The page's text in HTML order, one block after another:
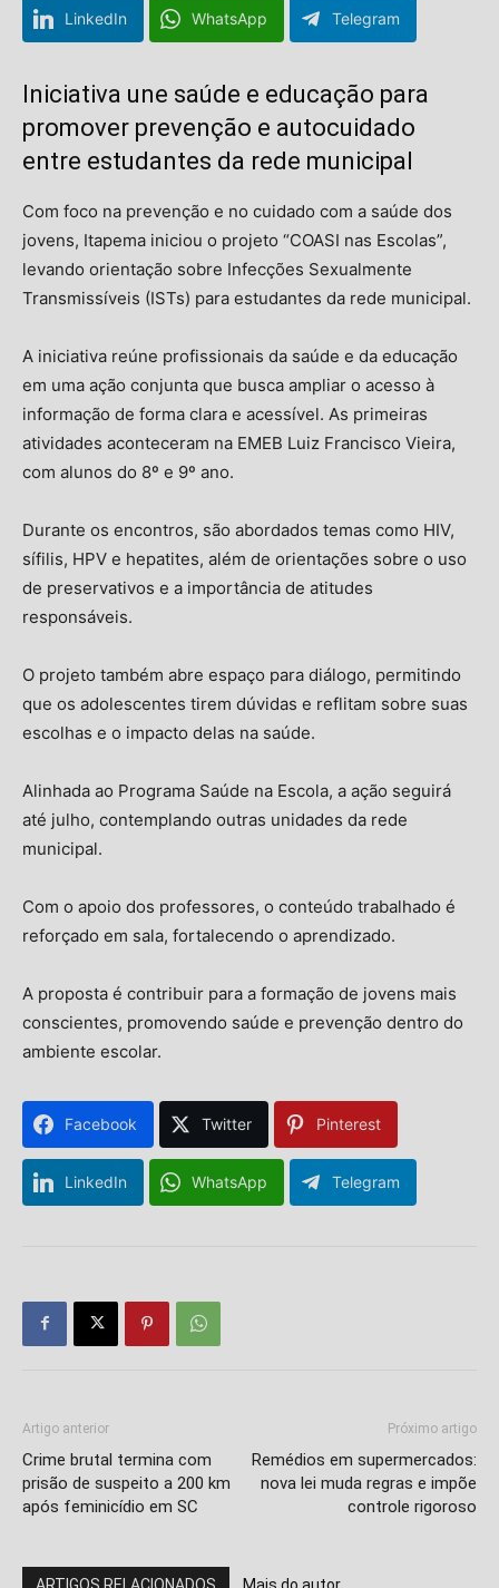
LinkedIn WhatsApp Telegram
Iniciativa une saúde e educação para
promover prevenção e autocuidado
entre estudantes da rede municipal
Com foco na prevenção e no cuidado com a saúde dos
jovens, Itapema iniciou o projeto “COASI nas Escolas”,
levando orientação sobre Infecções Sexualmente
Transmissíveis (ISTs) para estudantes da rede municipal.
A iniciativa reúne profissionais da saúde e da educação
em uma ação conjunta que busca ampliar o acesso à
informação de forma clara e acessível. As primeiras
atividades aconteceram na EMEB Luiz Francisco Vieira,
com alunos do 8º e 9º ano.
Durante os encontros, são abordados temas como HIV,
sífilis, HPV e hepatites, além de orientações sobre o uso
de preservativos e a importância de atitudes
responsáveis.
O projeto também abre espaço para diálogo, permitindo
que os adolescentes tirem dúvidas e reflitam sobre suas
escolhas e o impacto delas na saúde.
Alinhada ao Programa Saúde na Escola, a ação seguirá
até julho, contemplando outras unidades da rede
municipal.
Com o apoio dos professores, o conteúdo trabalhado é
reforçado em sala, fortalecendo o aprendizado.
A proposta é contribuir para a formação de jovens mais
conscientes, promovendo saúde e prevenção dentro do
ambiente escolar.
Facebook Twitter Pinterest
LinkedIn WhatsApp Telegram
Artigo anterior
Crime brutal termina com
prisão de suspeito a 200 km
após feminicídio em SC
Próximo artigo
Remédios em supermercados:
nova lei muda regras e impõe
controle rigoroso
ARTIGOS RELACIONADOS Mais do autor